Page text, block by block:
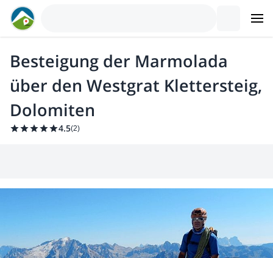
Besteigung der Marmolada
über den Westgrat Klettersteig,
Dolomiten
4.5(2)